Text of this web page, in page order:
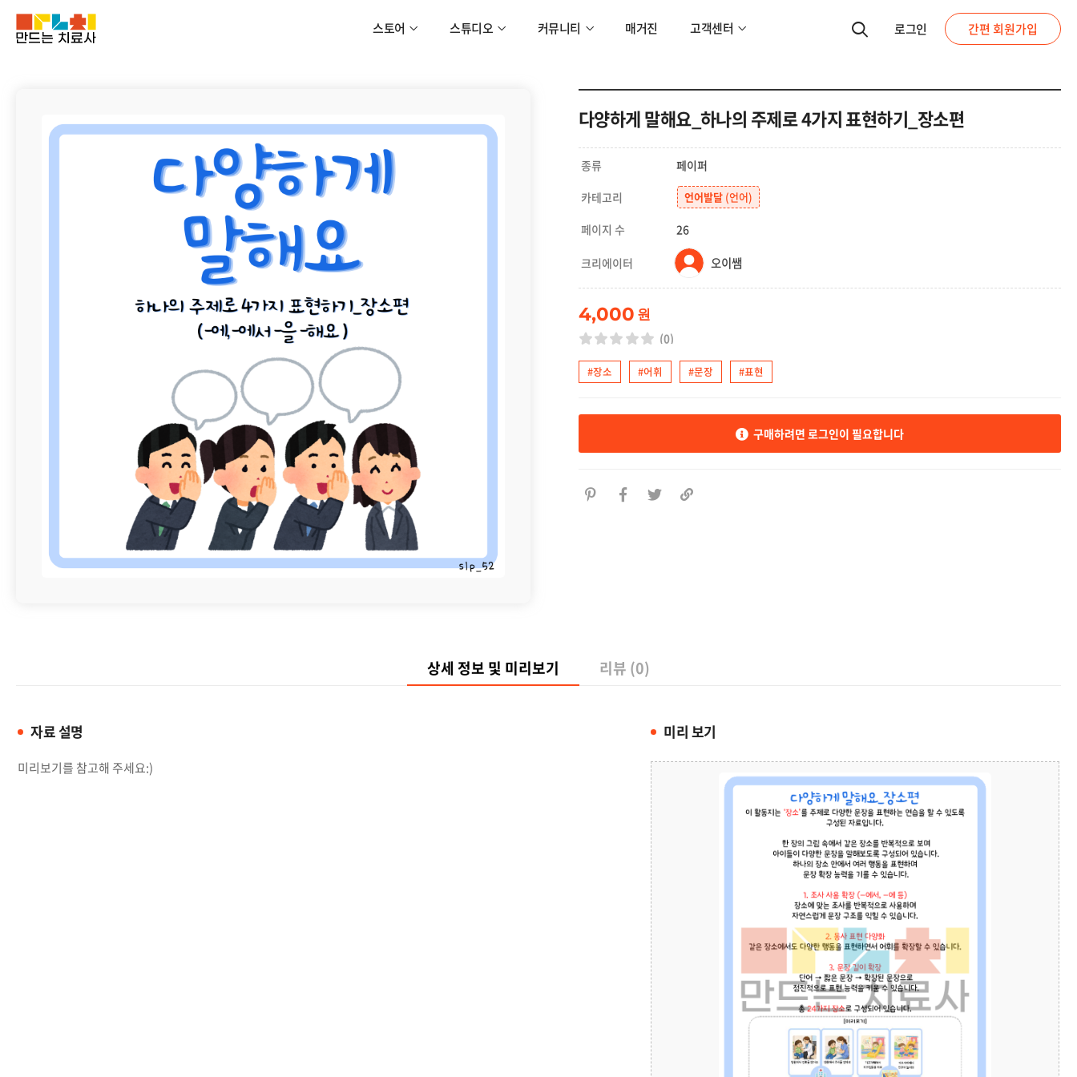
스토어 스튜디오 커뮤니티 매거진 고객센터 로그인 간편 회원가입
다양하게 말해요_하나의 주제로 4가지 표현하기_장소편
종류
페이퍼
카테고리
언어발달 (언어)
페이지 수 26
크리에이터 오이쌤
4,000 원
(0)
#장소 #어휘 #문장 #표현
구매하려면 로그인이 필요합니다
상세 정보 및 미리보기 리뷰 (0)
자료 설명
미리보기를 참고해 주세요:)
미리 보기